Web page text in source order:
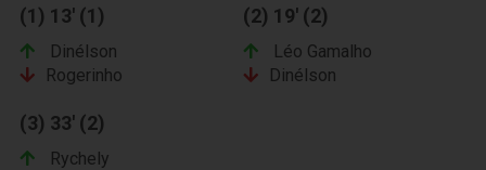
(1) 13' (1)
Dinélson
Rogerinho
(2) 19' (2)
Léo Gamalho
Dinélson
(3) 33' (2)
Rychely